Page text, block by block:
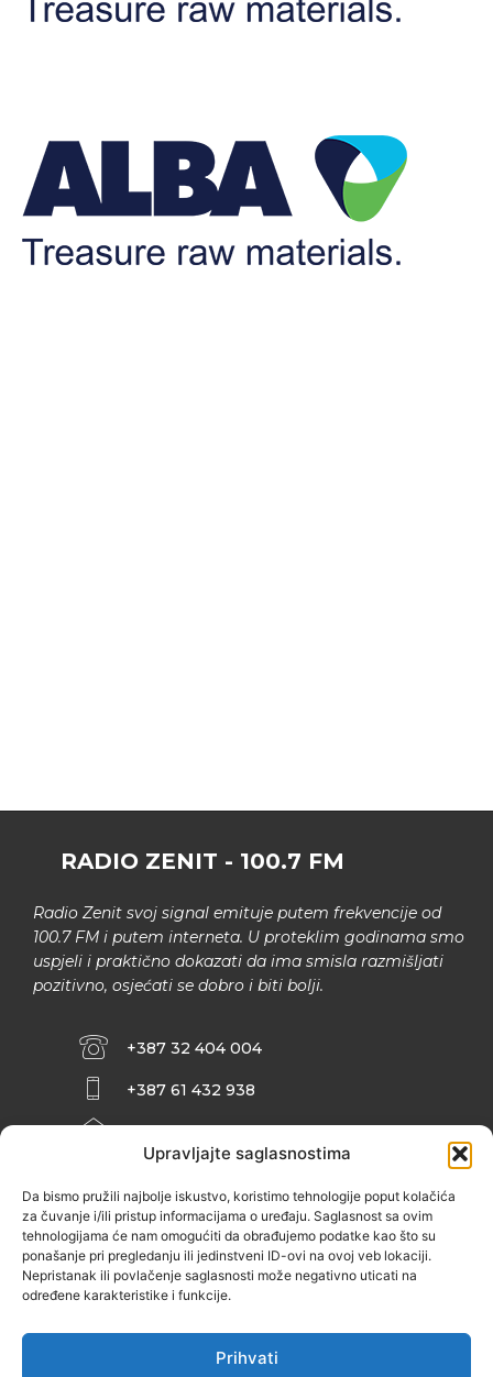
Upravljajte saglasnostima
Da bismo pružili najbolje iskustvo, koristimo tehnologije poput kolačića
za čuvanje i/ili pristup informacijama o uređaju. Saglasnost sa ovim
tehnologijama će nam omogućiti da obrađujemo podatke kao što su
ponašanje pri pregledanju ili jedinstveni ID-ovi na ovoj veb lokaciji.
Nepristanak ili povlačenje saglasnosti može negativno uticati na
određene karakteristike i funkcije.
Prihvati
RADIO ZENIT - 100.7 FM
Radio Zenit svoj signal emituje putem frekvencije od
100.7 FM i putem interneta. U proteklim godinama smo
uspjeli i praktično dokazati da ima smisla razmišljati
pozitivno, osjećati se dobro i biti bolji.
+387 32 404 004
+387 61 432 938
INFO@ZENIT.BA
ZENIČANKA, 3. SPRAT), 72000 ZENICA